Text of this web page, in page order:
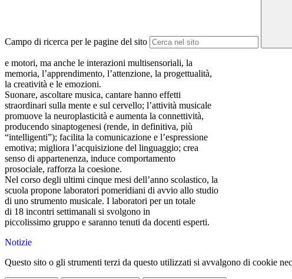
Campo di ricerca per le pagine del sito
e motori, ma anche le interazioni multisensoriali, la
memoria, l’apprendimento, l’attenzione, la progettualità,
la creatività e le emozioni.
Suonare, ascoltare musica, cantare hanno effetti
straordinari sulla mente e sul cervello; l’attività musicale
promuove la neuroplasticità e aumenta la connettività,
producendo sinaptogenesi (rende, in definitiva, più
“intelligenti”); facilita la comunicazione e l’espressione
emotiva; migliora l’acquisizione del linguaggio; crea
senso di appartenenza, induce comportamento
prosociale, rafforza la coesione.
Nel corso degli ultimi cinque mesi dell’anno scolastico, la
scuola propone laboratori pomeridiani di avvio allo studio
di uno strumento musicale. I laboratori per un totale
di 18 incontri settimanali si svolgono in
piccolissimo gruppo e saranno tenuti da docenti esperti.
Notizie
Questo sito o gli strumenti terzi da questo utilizzati si avvalgono di cookie